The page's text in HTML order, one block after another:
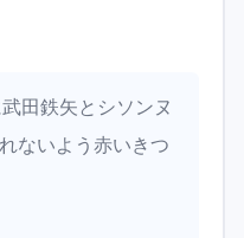
田鉄矢とシソンヌ
ないよう赤いきつ